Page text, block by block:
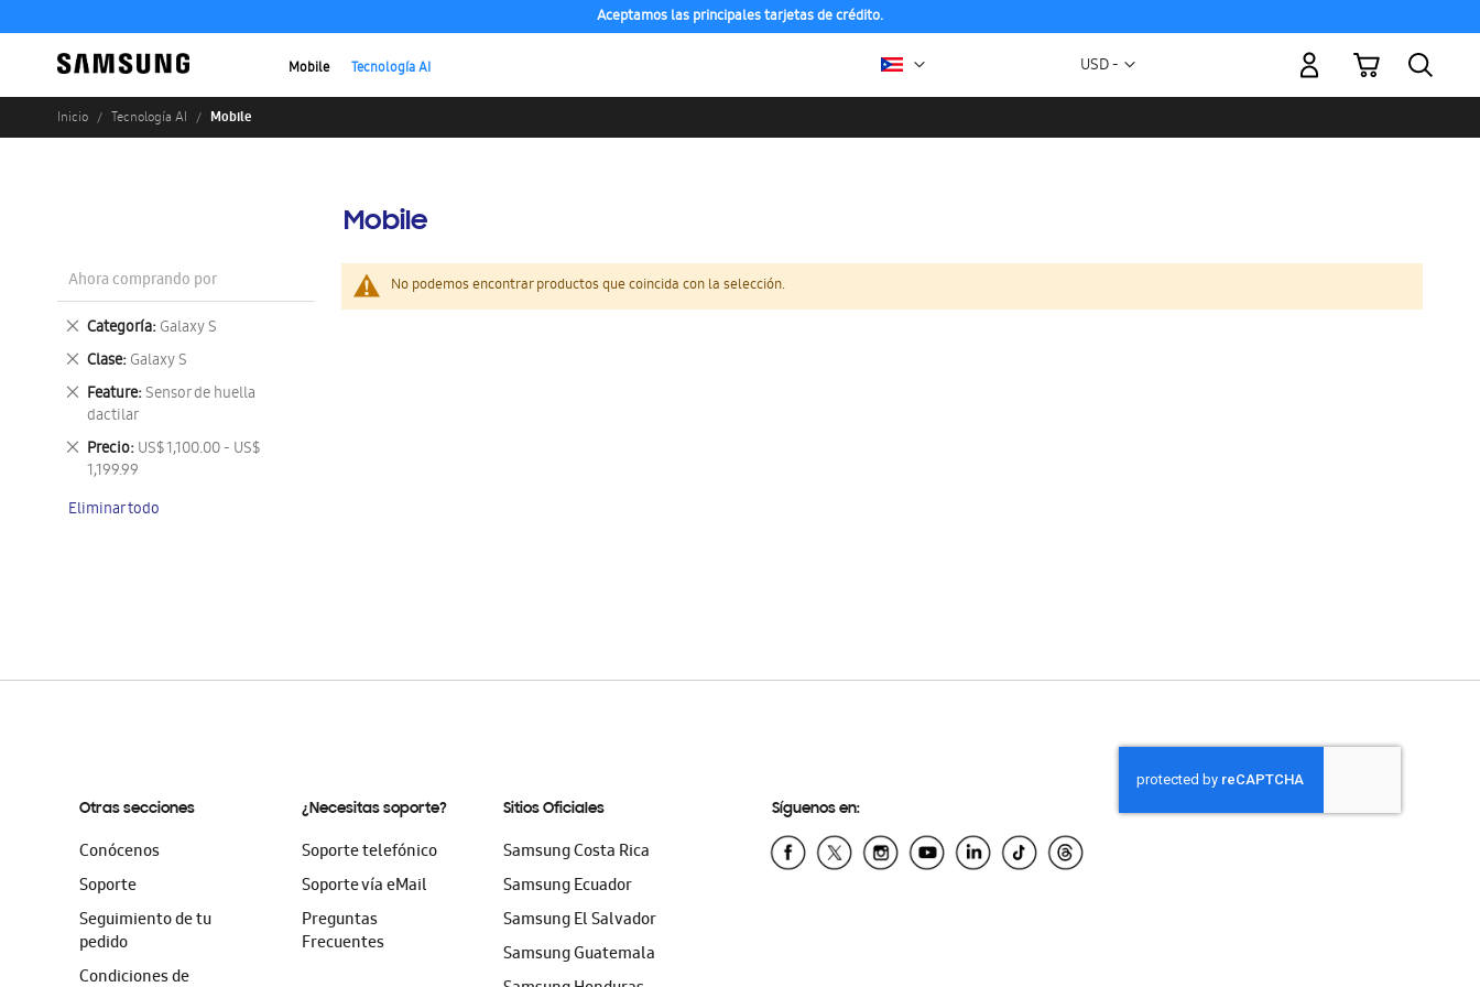
Aceptamos las principales tarjetas de crédito.
Mobile Tecnología AI Moneda
USD -
Mi carrito
Inicio Tecnología AI Mobile
Mobile
No podemos encontrar productos que coincida con la selección.
Ahora comprando por
Categoría Galaxy S
Eliminar
este
artículo
Clase Galaxy S
Eliminar
este
artículo
Feature Sensor de huella
dactilar
Eliminar
este
artículo
Precio US$ 1,100.00 - US$
1,199.99
Eliminar
este
Eliminar todo
Otras secciones
Conócenos
Soporte
Seguimiento de tu
pedido
Condiciones de
¿Necesitas soporte?
Soporte telefónico
Soporte vía eMail
Preguntas
Frecuentes
Sitios Oficiales
Samsung Costa Rica
Samsung Ecuador
Samsung El Salvador
Samsung Guatemala
Síguenos en: